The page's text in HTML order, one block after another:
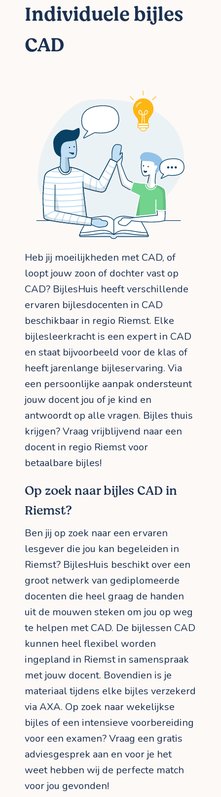
Individuele bijles
CAD
Heb jij moeilijkheden met CAD, of
loopt jouw zoon of dochter vast op
CAD? BijlesHuis heeft verschillende
ervaren bijlesdocenten in CAD
beschikbaar in regio Riemst. Elke
bijlesleerkracht is een expert in CAD
en staat bijvoorbeeld voor de klas of
heeft jarenlange bijleservaring. Via
een persoonlijke aanpak ondersteunt
jouw docent jou of je kind en
antwoordt op alle vragen. Bijles thuis
krijgen? Vraag vrijblijvend naar een
docent in regio Riemst voor
betaalbare bijles!
Op zoek naar bijles CAD in
Riemst?
Ben jij op zoek naar een ervaren
lesgever die jou kan begeleiden in
Riemst? BijlesHuis beschikt over een
groot netwerk van gediplomeerde
docenten die heel graag de handen
uit de mouwen steken om jou op weg
te helpen met CAD. De bijlessen CAD
kunnen heel flexibel worden
ingepland in Riemst in samenspraak
met jouw docent. Bovendien is je
materiaal tijdens elke bijles verzekerd
via AXA. Op zoek naar wekelijkse
bijles of een intensieve voorbereiding
voor een examen? Vraag een gratis
adviesgesprek aan en voor je het
weet hebben wij de perfecte match
voor jou gevonden!